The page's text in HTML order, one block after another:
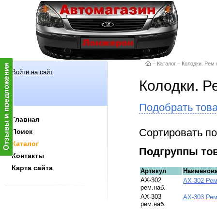
Войти на сайт
Главная
Поиск
Каталог
Контакты
Карта сайта
– Каталог – Колодки. Рем
Колодки.
Подобрать
Сортировать
Подгруппы
Артикул
АХ-302
рем.наб.
АХ-302
АХ-303
рем.наб.
АХ-303